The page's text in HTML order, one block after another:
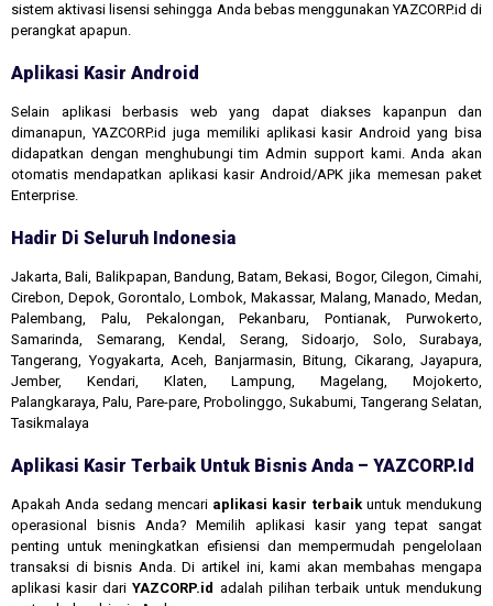
sistem aktivasi lisensi sehingga Anda bebas menggunakan YAZCORP.id di
perangkat apapun.
Aplikasi Kasir Android
Selain aplikasi berbasis web yang dapat diakses kapanpun dan
dimanapun, YAZCORP.id juga memiliki aplikasi kasir Android yang bisa
didapatkan dengan menghubungi tim Admin support kami. Anda akan
otomatis mendapatkan aplikasi kasir Android/APK jika memesan paket
Enterprise.
Hadir Di Seluruh Indonesia
Jakarta, Bali, Balikpapan, Bandung, Batam, Bekasi, Bogor, Cilegon, Cimahi,
Cirebon, Depok, Gorontalo, Lombok, Makassar, Malang, Manado, Medan,
Palembang, Palu, Pekalongan, Pekanbaru, Pontianak, Purwokerto,
Samarinda, Semarang, Kendal, Serang, Sidoarjo, Solo, Surabaya,
Tangerang, Yogyakarta, Aceh, Banjarmasin, Bitung, Cikarang, Jayapura,
Jember, Kendari, Klaten, Lampung, Magelang, Mojokerto,
Palangkaraya, Palu, Pare-pare, Probolinggo, Sukabumi, Tangerang Selatan,
Tasikmalaya
Aplikasi Kasir Terbaik Untuk Bisnis Anda – YAZCORP.id
Apakah Anda sedang mencari aplikasi kasir terbaikuntuk mendukung
operasional bisnis Anda? Memilih aplikasi kasir yang tepat sangat
penting untuk meningkatkan efisiensi dan mempermudah pengelolaan
transaksi di bisnis Anda. Di artikel ini, kami akan membahas mengapa
aplikasi kasir dariYAZCORP.id adalah pilihan terbaik untuk mendukung